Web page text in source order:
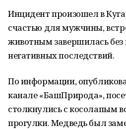
Инцидент произошел в
счастью для мужчины,
животным завершилась без
негативных последствий.
По информации,
канале «БашПрирода»,
столкнулись с косолапым
прогулки. Медведь был